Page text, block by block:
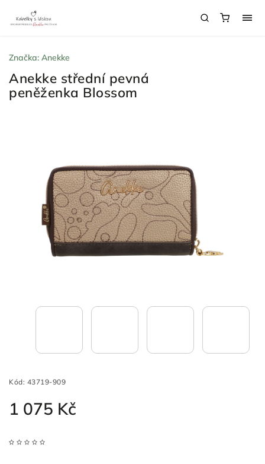
Anekke střední pevná
peněženka Blossom
Kód: 43719-909
1 075 Kč
Značka: Anekke